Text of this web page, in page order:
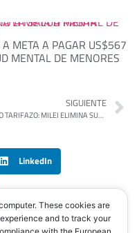
META A PAGAR US$567
MENTAL DE MENORES
SIGUIENTE
OTRO TARIFAZO: MILEI ELIMINA SUBSIDIOS AL TRANSPORTE PÚBLICO Y LIBERA EL PRECIO DE LOS COLECTIVOS
LinkedIn
These cookies are
and to track your